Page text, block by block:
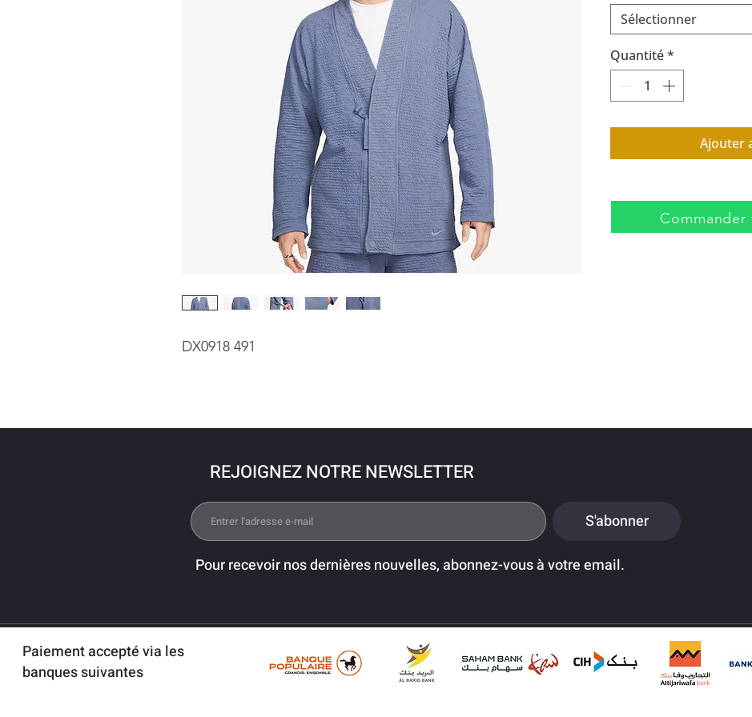
DX0918 491
Sélectionner
Quantité*
Ajouter
Commander
REJOIGNEZ NOTRE NEWSLETTER
S'abonner
Pour recevoir nos dernières nouvelles, abonnez-vous à votre email.
Paiement accepté via les
banques suivantes